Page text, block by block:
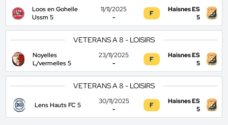
Loos en Gohelle
Ussm 5
11/11/2025
-
F
Haisnes ES
5
VETERANS A 8 - LOISIRS
Noyelles
L/vermelles 5
23/11/2025
-
F
Haisnes ES
5
VETERANS A 8 - LOISIRS
Lens Hauts FC 5
30/11/2025
-
F
Haisnes ES
5